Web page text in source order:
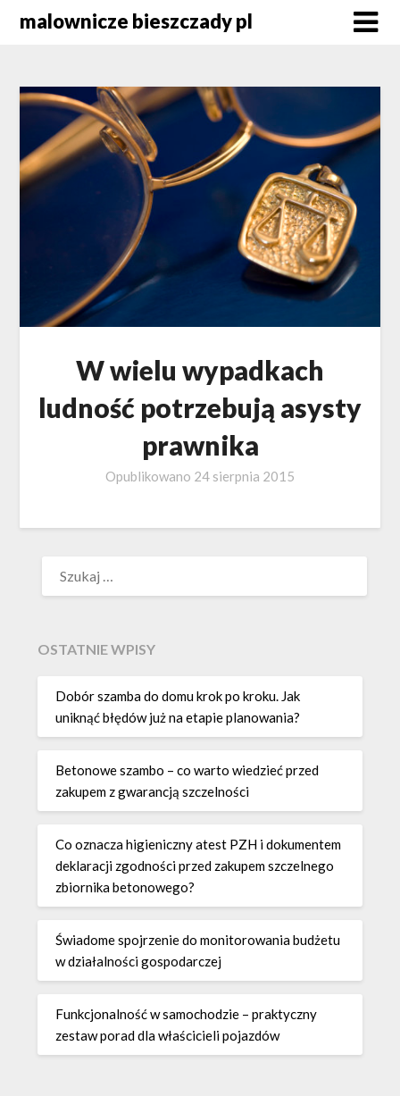
malownicze bieszczady pl
W wielu wypadkach
ludność potrzebują asysty
prawnika
Opublikowano 24 sierpnia 2015
OSTATNIE WPISY
Dobór szamba do domu krok po kroku. Jak
uniknąć błędów już na etapie planowania?
Betonowe szambo – co warto wiedzieć przed
zakupem z gwarancją szczelności
Co oznacza higieniczny atest PZH i dokumentem
deklaracji zgodności przed zakupem szczelnego
zbiornika betonowego?
Świadome spojrzenie do monitorowania budżetu
w działalności gospodarczej
Funkcjonalność w samochodzie – praktyczny
zestaw porad dla właścicieli pojazdów